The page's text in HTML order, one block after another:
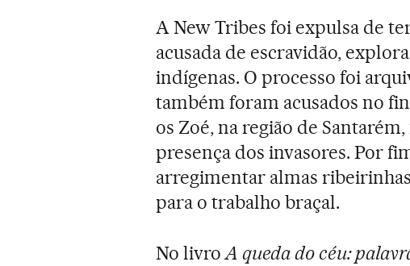
A New Tribes foi expulsa de
acusada de escravidão,
indígenas. O processo foi
também foram acusados no
os Zoé, na região de
presença dos invasores. Por
arregimentar almas
para o trabalho braçal.
No livroA queda do céu: